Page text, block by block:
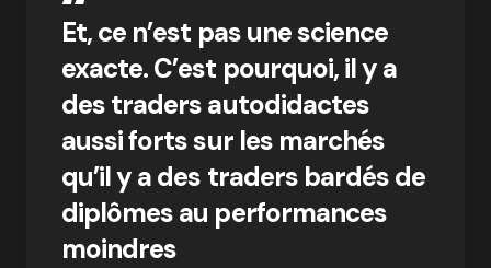
Et, ce n’est pas une science
exacte. C’est pourquoi, il y a
des traders autodidactes
aussi forts sur les marchés
qu’il y a des traders bardés de
diplômes au performances
moindres